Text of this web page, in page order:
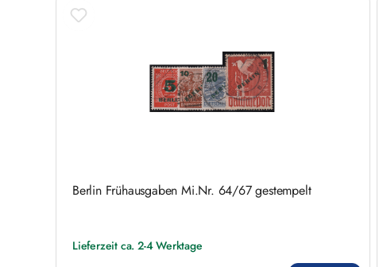
Berlin Frühausgaben Mi.Nr. 64/67 gestempelt
Lieferzeit ca. 2-4 Werktage